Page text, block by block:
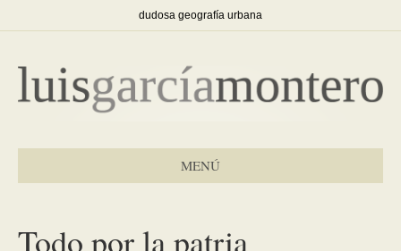
dudosa geografía urbana
MENÚ
Todo por la patria